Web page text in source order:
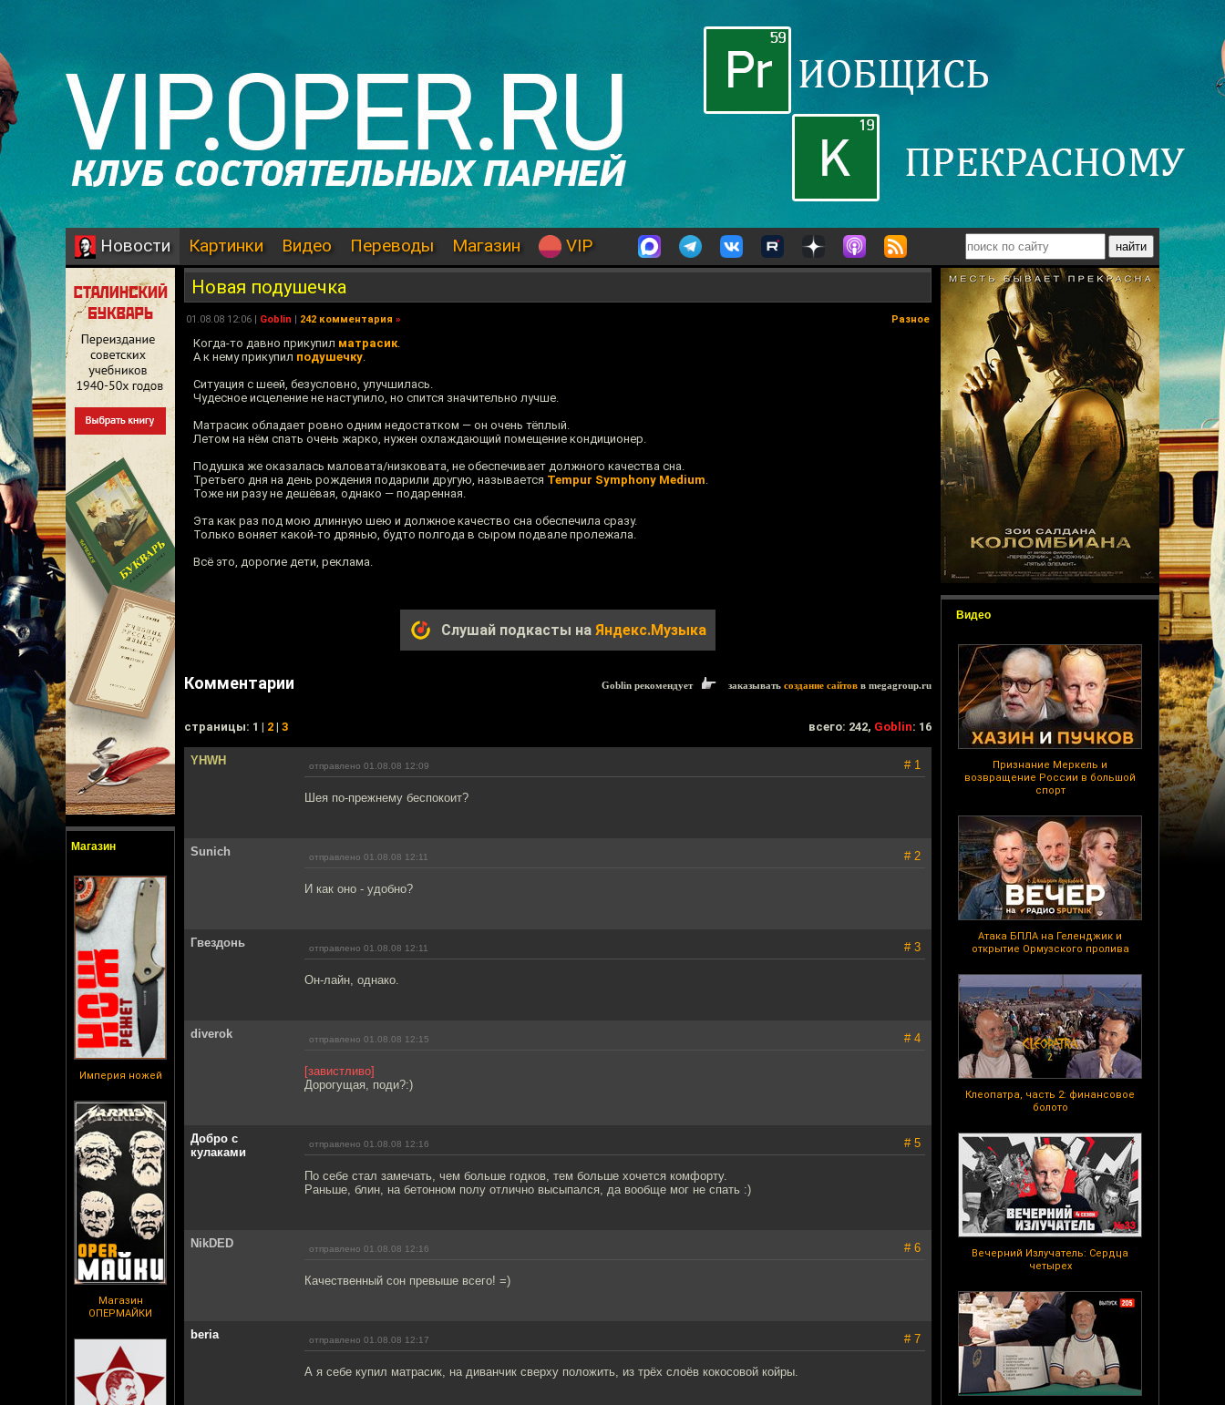
Новости Картинки Видео Переводы Магазин VIP
Магазин
Империя ножей
Магазин
ОПЕРМАЙКИ
Видео
Признание Меркель и
возвращение России в большой
спорт
Атака БПЛА на Геленджик и
открытие Ормузского пролива
Клеопатра, часть 2: финансовое
болото
Вечерний Излучатель: Сердца
четырех
Новая подушечка
01.08.08 12:06 | Goblin | 242 комментария » Разное
Когда-то давно прикупил матрасик.
А к нему прикупил подушечку.
Ситуация с шеей, безусловно, улучшилась.
Чудесное исцеление не наступило, но спится значительно лучше.
Матрасик обладает ровно одним недостатком — он очень тёплый.
Летом на нём спать очень жарко, нужен охлаждающий помещение кондиционер.
Подушка же оказалась маловата/низковата, не обеспечивает должного качества сна.
Третьего дня на день рождения подарили другую, называется Tempur Symphony Medium.
Тоже ни разу не дешёвая, однако — подаренная.
Эта как раз под мою длинную шею и должное качество сна обеспечила сразу.
Только воняет какой-то дрянью, будто полгода в сыром подвале пролежала.
Всё это, дорогие дети, реклама.
Слушай подкасты на Яндекс.Музыка
Комментарии Goblin рекомендует заказывать создание сайтов в megagroup.ru
cтраницы: 1 | 2 | 3 всего: 242, Goblin: 16
YHWH отправлено 01.08.08 12:09 # 1
Шея по-прежнему беспокоит?
Sunich отправлено 01.08.08 12:11 # 2
И как оно - удобно?
Гвездонь отправлено 01.08.08 12:11 # 3
Он-лайн, однако.
diverok отправлено 01.08.08 12:15 # 4
[завистливо]
Дорогущая, поди?:)
Добро с
кулаками
отправлено 01.08.08 12:16 # 5
По себе стал замечать, чем больше годков, тем больше хочется комфорту.
Раньше, блин, на бетонном полу отлично высыпался, да вообще мог не спать :)
NikDED отправлено 01.08.08 12:16 # 6
Качественный сон превыше всего! =)
beria отправлено 01.08.08 12:17 # 7
А я себе купил матрасик, на диванчик сверху положить, из трёх слоёв кокосовой койры.